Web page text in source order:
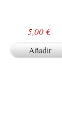
5,00 €
Añadir